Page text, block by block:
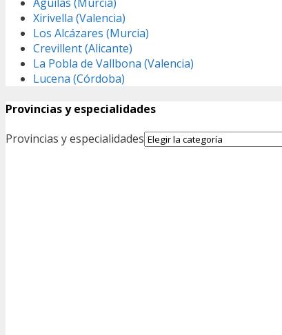
Xirivella (Valencia)
Los Alcázares (Murcia)
Crevillent (Alicante)
La Pobla de Vallbona (Valencia)
Lucena (Córdoba)
Provincias y especialidades
Provincias y especialidades